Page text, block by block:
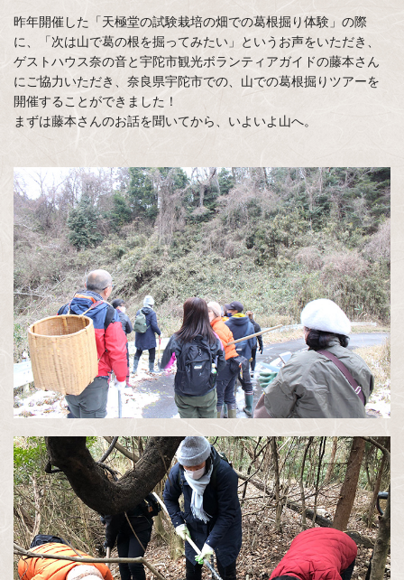
昨年開催した「天極堂の試験栽培の畑での葛根掘り体験」の際
に、「次は山で葛の根を掘ってみたい」というお声をいただき、
ゲストハウス奈の音と宇陀市観光ボランティアガイドの藤本さん
にご協力いただき、奈良県宇陀市での、山での葛根掘りツアーを
開催することができました！
まずは藤本さんのお話を聞いてから、いよいよ山へ。